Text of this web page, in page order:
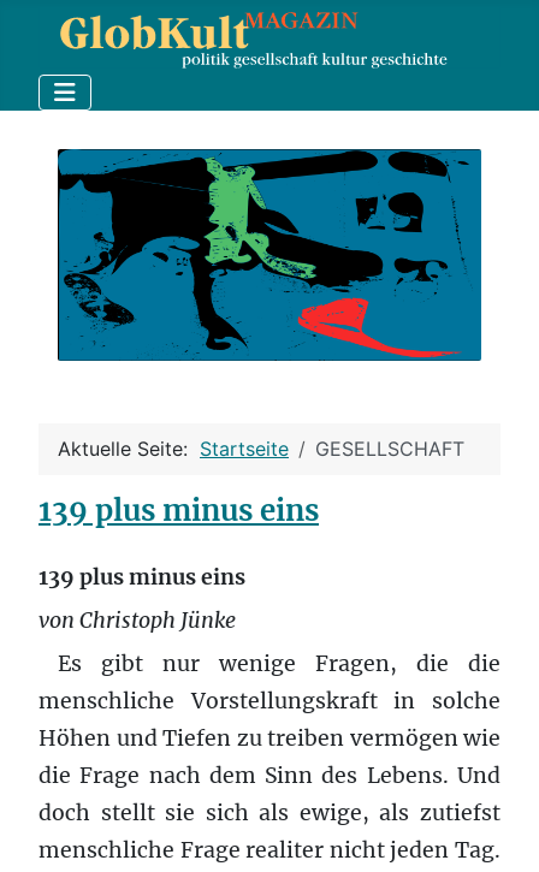
Aktuelle Seite: Startseite GESELLSCHAFT
139 plus minus eins
139 plus minus eins
von Christoph Jünke
Es gibt nur wenige Fragen, die die
menschliche Vorstellungskraft in solche
Höhen und Tiefen zu treiben vermögen wie
die Frage nach dem Sinn des Lebens. Und
doch stellt sie sich als ewige, als zutiefst
menschliche Frage realiter nicht jeden Tag.